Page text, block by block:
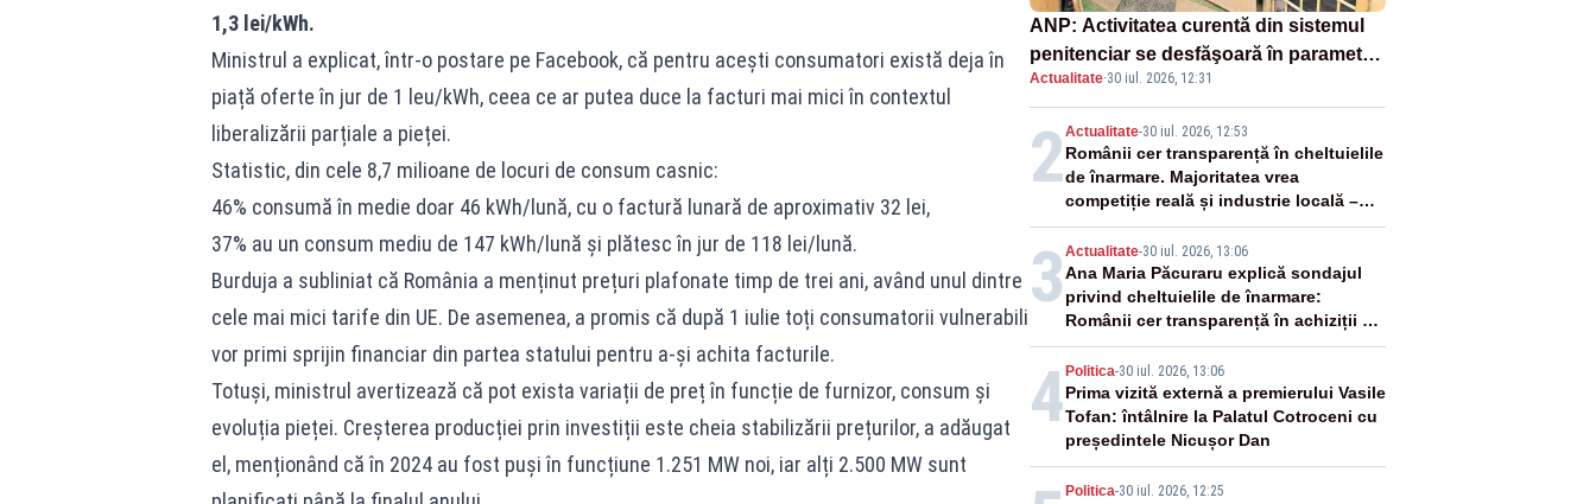
1,3 lei/kWh.
Ministrul a explicat, într-o postare pe Facebook, că pentru acești consumatori există deja în
piață oferte în jur de 1 leu/kWh, ceea ce ar putea duce la facturi mai mici în contextul
liberalizării parțiale a pieței.
Statistic, din cele 8,7 milioane de locuri de consum casnic:
46% consumă în medie doar 46 kWh/lună, cu o factură lunară de aproximativ 32 lei,
37% au un consum mediu de 147 kWh/lună și plătesc în jur de 118 lei/lună.
Burduja a subliniat că România a menținut prețuri plafonate timp de trei ani, având unul dintre
cele mai mici tarife din UE. De asemenea, a promis că după 1 iulie toți consumatorii vulnerabili
vor primi sprijin financiar din partea statului pentru a-și achita facturile.
Totuși, ministrul avertizează că pot exista variații de preț în funcție de furnizor, consum și
evoluția pieței. Creșterea producției prin investiții este cheia stabilizării prețurilor, a adăugat
el, menționând că în 2024 au fost puși în funcțiune 1.251 MW noi, iar alți 2.500 MW sunt
ANP: Activitatea curentă din sistemul
penitenciar se desfăşoară în parametri
normali
Actualitate·30 iul. 2026, 12:31
2Actualitate-30 iul. 2026, 12:53
Românii cer transparență în cheltuielile
de înarmare. Majoritatea vrea
competiție reală și industrie locală –
SONDAJ
3 Actualitate-30 iul. 2026, 13:06
Ana Maria Păcuraru explică sondajul
privind cheltuielile de înarmare:
Românii cer transparență în achiziții și
un echilibru între partenerii externi
4 Politica-30 iul. 2026, 13:06
Prima vizită externă a premierului Vasile
Tofan: întâlnire la Palatul Cotroceni cu
președintele Nicușor Dan
Politica-30 iul. 2026, 12:25